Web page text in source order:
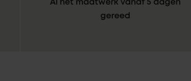
Al het maatwerk vanaf 5 dagen
gereed